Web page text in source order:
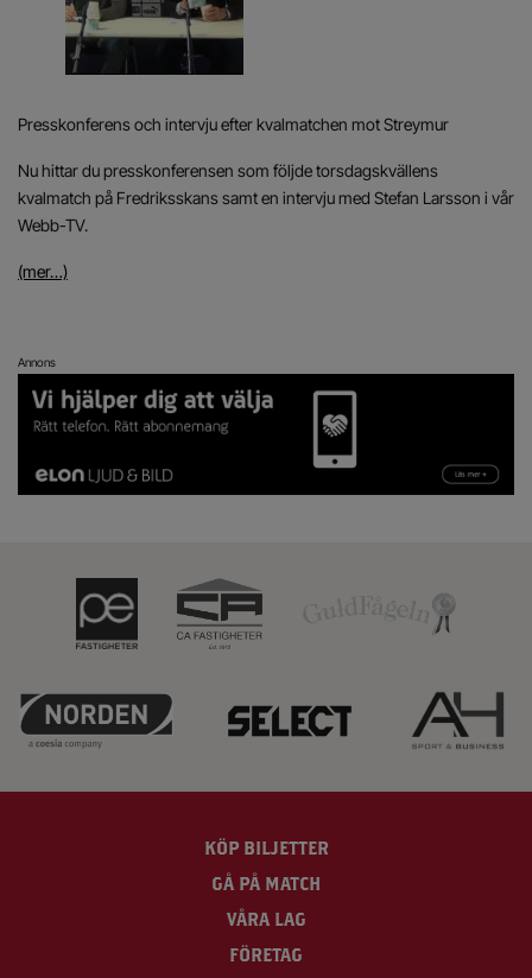
Presskonferens och intervju efter kvalmatchen mot Streymur
Nu hittar du presskonferensen som följde torsdagskvällens
kvalmatch på Fredriksskans samt en intervju med Stefan Larsson i vår
Webb-TV.
(mer…)
Annons
KÖP BILJETTER
GÅ PÅ MATCH
VÅRA LAG
FÖRETAG